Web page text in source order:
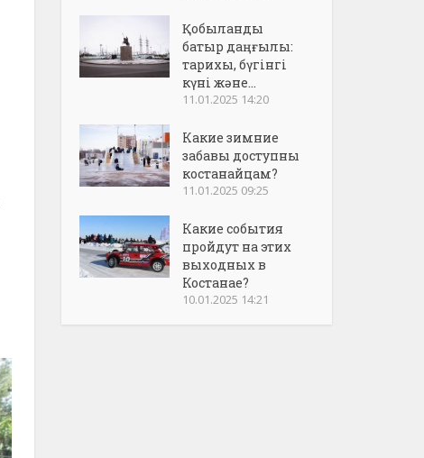
Қобыланды
батыр даңғылы:
тарихы, бүгінгі
күні және...
11.01.2025 14:20
Какие зимние
забавы доступны
костанайцам?
11.01.2025 09:25
Какие события
пройдут на этих
выходных в
Костанае?
10.01.2025 14:21